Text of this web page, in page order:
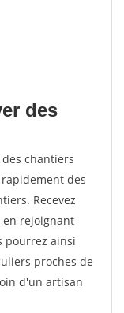
des
chantiers
des
Recevez
en rejoignant
pourrez ainsi
proches de
d'un artisan